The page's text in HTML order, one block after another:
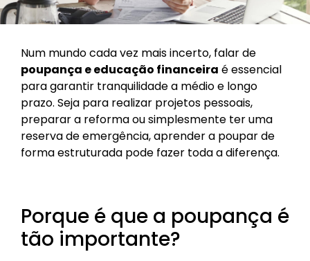
Num mundo cada vez mais incerto, falar de
poupança e educação financeira é essencial
para garantir tranquilidade a médio e longo
prazo. Seja para realizar projetos pessoais,
preparar a reforma ou simplesmente ter uma
reserva de emergência, aprender a poupar de
forma estruturada pode fazer toda a diferença.
Porque é que a poupança é
tão importante?